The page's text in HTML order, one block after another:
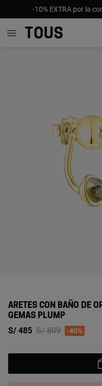
-10% EXTRA por la
ARETES CON BAÑO DE
GEMAS PLUMP
S/ 485 Price reduced from
S/ 809to-40%